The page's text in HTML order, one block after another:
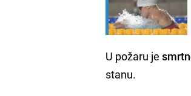
U požaru je
stanu.